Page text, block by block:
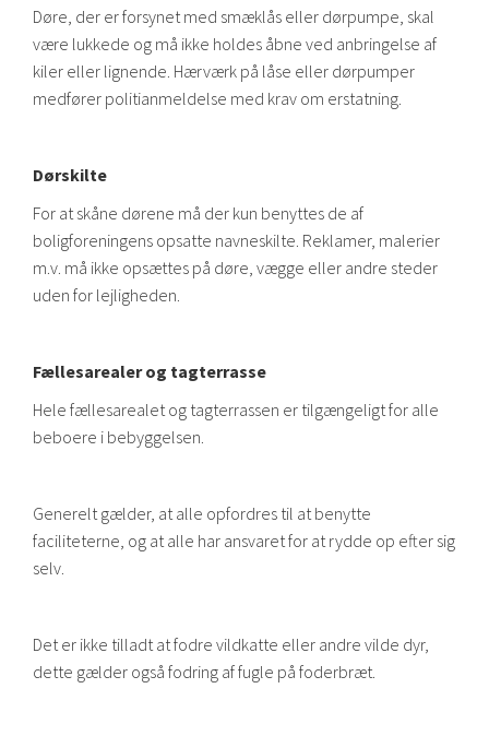
Døre, der er forsynet med smæklås eller dørpumpe, skal
være lukkede og må ikke holdes åbne ved anbringelse af
kiler eller lignende. Hærværk på låse eller dørpumper
medfører politianmeldelse med krav om erstatning.
Dørskilte
For at skåne dørene må der kun benyttes de af
boligforeningens opsatte navneskilte. Reklamer, malerier
m.v. må ikke opsættes på døre, vægge eller andre steder
uden for lejligheden.
Fællesarealer og tagterrasse
Hele fællesarealet og tagterrassen er tilgængeligt for alle
beboere i bebyggelsen.
Generelt gælder, at alle opfordres til at benytte
faciliteterne, og at alle har ansvaret for at rydde op efter sig
selv.
Det er ikke tilladt at fodre vildkatte eller andre vilde dyr,
dette gælder også fodring af fugle på foderbræt.